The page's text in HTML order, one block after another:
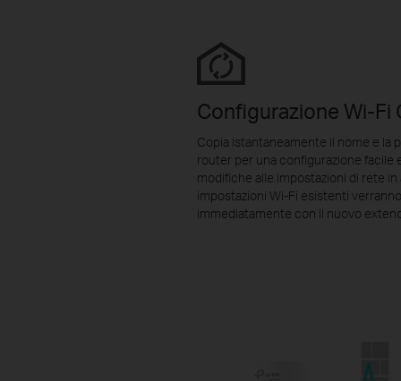
Configurazione Wi-Fi
Copia istantaneamente il nome e la
router per una configurazione facile
modifiche alle impostazioni di rete
impostazioni Wi-Fi esistenti
immediatamente con il nuovo